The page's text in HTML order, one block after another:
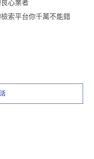
心業者
索平台你千萬不能錯